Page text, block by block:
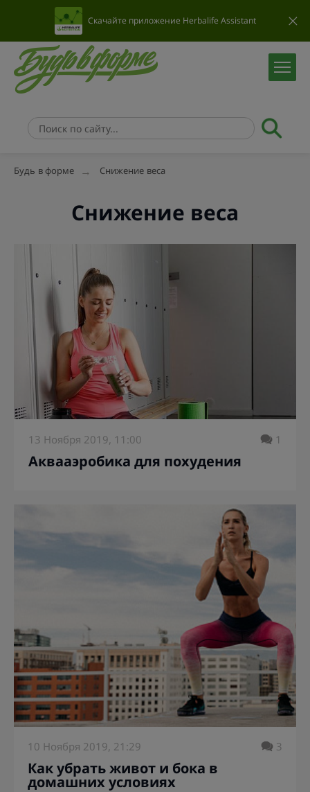
Скачайте приложение Herbalife Assistant
Будь в форме Снижение веса
Снижение веса
13 Ноября 2019, 11:00 1
Аквааэробика для похудения
10 Ноября 2019, 21:29 3
Как убрать живот и бока в
домашних условиях